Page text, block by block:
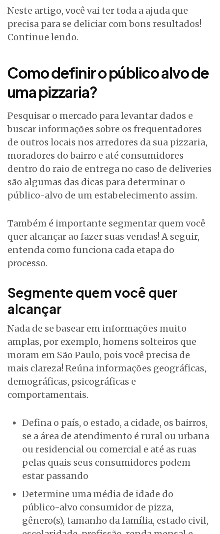
Neste artigo, você vai ter toda a ajuda que
precisa para se deliciar com bons resultados!
Continue lendo.
Como definir o público alvo de
uma pizzaria?
Pesquisar o mercado para levantar dados e
buscar informações sobre os frequentadores
de outros locais nos arredores da sua pizzaria,
moradores do bairro e até consumidores
dentro do raio de entrega no caso de deliveries
são algumas das dicas para determinar o
público-alvo de um estabelecimento assim.
Também é importante segmentar quem você
quer alcançar ao fazer suas vendas! A seguir,
entenda como funciona cada etapa do
processo.
Segmente quem você quer
alcançar
Nada de se basear em informações muito
amplas, por exemplo, homens solteiros que
moram em São Paulo, pois você precisa de
mais clareza! Reúna informações geográficas,
demográficas, psicográficas e
comportamentais.
Defina o país, o estado, a cidade, os bairros,
se a área de atendimento é rural ou urbana
ou residencial ou comercial e até as ruas
pelas quais seus consumidores podem
estar passando
Determine uma média de idade do
público-alvo consumidor de pizza,
gênero(s), tamanho da família, estado civil,